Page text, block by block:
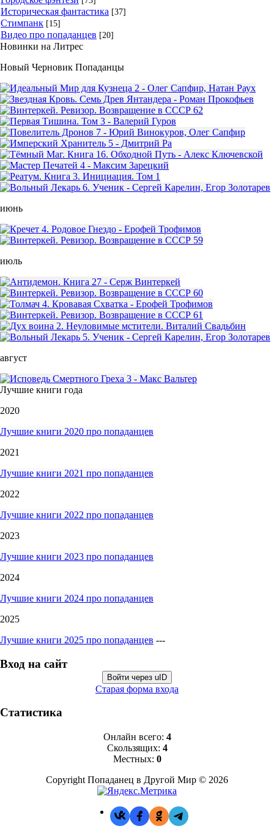
Историческая фантастика [37]
Стимпанк [15]
Видео про попаданцев [20]
Новинки на Литрес
Новый Черновик Попаданцы
июнь
июль
август
Лучшие книги года
2020
Лучшие книги 2020 про попаданцев
2021
Лучшие книги 2021 про попаданцев
2022
Лучшие книги 2022 про попаданцев
2023
Лучшие книги 2023 про попаданцев
2024
Лучшие книги 2024 про попаданцев
2025
Лучшие книги 2025 про попаданцев ---
Вход на сайт
Войти через uID
Старая форма входа
Статистика
Онлайн всего: 4
Скользящих: 4
Местных: 0
Copyright Попаданец в Другой Мир © 2026